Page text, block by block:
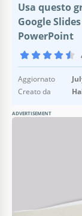
Usa questo
Google
PowerPoint
Aggiornato
Creato da
ADVERTISEMENT